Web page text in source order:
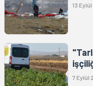
13
7 Eylül